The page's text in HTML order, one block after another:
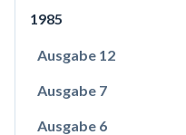
1985
Ausgabe 12
Ausgabe 7
Ausgabe 6